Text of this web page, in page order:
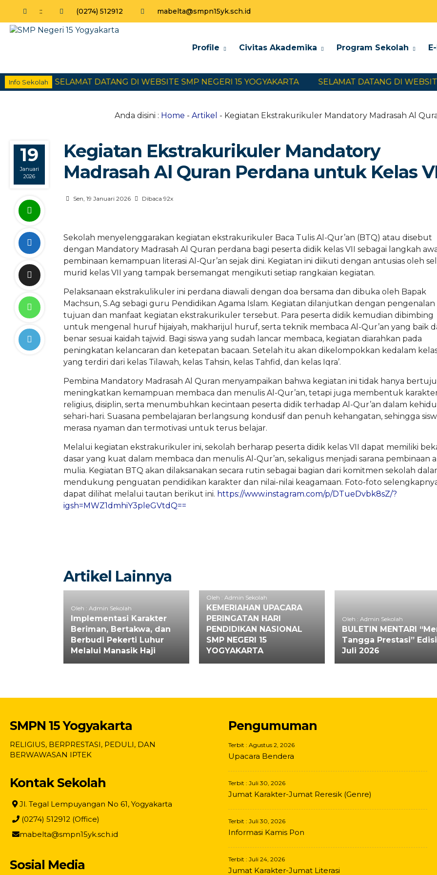
:: (0274) 512912 mabelta@smpn15yk.sch.id
Profile Civitas Akademika Program Sekolah
Info SekolahSELAMAT DATANG DI WEBSITE SMP NEGERI 15 YOGYAKARTA SELAMAT DATANG DI WEBSITE
Anda disini : Home - Artikel - Kegiatan Ekstrakurikuler Mandatory Madrasah Al
19
Januari
2026
Kegiatan Ekstrakurikuler Mandatory
Madrasah Al Quran Perdana untuk Kelas
Sen, 19 Januari 2026 Dibaca 92x
Sekolah menyelenggarakan kegiatan ekstrakurikuler Baca Tulis Al-Qur’an (BTQ) atau disebut
dengan Mandatory Madrasah Al Quran perdana bagi peserta didik kelas VII sebagai langkah
pembinaan kemampuan literasi Al-Qur’an sejak dini. Kegiatan ini diikuti dengan antusias oleh
murid kelas VII yang tampak bersemangat mengikuti setiap rangkaian kegiatan.
Pelaksanaan ekstrakulikuler ini perdana diawali dengan doa bersama dan dibuka oleh Bapak
Machsun, S.Ag sebagi guru Pendidikan Agama Islam. Kegiatan dilanjutkan dengan pengenalan
tujuan dan manfaat kegiatan ekstrakurikuler tersebut. Para peserta didik kemudian dibimbing
untuk mengenal huruf hijaiyah, makharijul huruf, serta teknik membaca Al-Qur’an yang baik
benar sesuai kaidah tajwid. Bagi siswa yang sudah lancar membaca, kegiatan diarahkan pada
peningkatan kelancaran dan ketepatan bacaan. Setelah itu akan dikelompokkan kedalam kelas
yang terdiri dari kelas Tilawah, kelas Tahsin, kelas Tahfid, dan kelas Iqra’.
Pembina Mandatory Madrasah Al Quran menyampaikan bahwa kegiatan ini tidak hanya
meningkatkan kemampuan membaca dan menulis Al-Qur’an, tetapi juga membentuk
religius, disiplin, serta menumbuhkan kecintaan peserta didik terhadap Al-Qur’an dalam
sehari-hari. Suasana pembelajaran berlangsung kondusif dan penuh kehangatan, sehingga
merasa nyaman dan termotivasi untuk terus belajar.
Melalui kegiatan ekstrakurikuler ini, sekolah berharap peserta didik kelas VII dapat memiliki
dasar yang kuat dalam membaca dan menulis Al-Qur’an, sekaligus menjadi sarana pembinaan
mulia. Kegiatan BTQ akan dilaksanakan secara rutin sebagai bagian dari komitmen sekolah
mendukung penguatan pendidikan karakter dan nilai-nilai keagamaan. Foto-foto
dapat dilihat melalui tautan berikut ini. https://www.instagram.com/p/DTueDvbk8sZ/?
igsh=MWZ1dmhiY3pleGVtdQ==
Artikel Lainnya
Oleh : Admin Sekolah
Implementasi Karakter
Beriman, Bertakwa, dan
Berbudi Pekerti Luhur
Melalui Manasik Haji
Oleh : Admin Sekolah
KEMERIAHAN UPACARA
PERINGATAN HARI
PENDIDIKAN NASIONAL
SMP NEGERI 15
YOGYAKARTA
Oleh : Admin Sekolah
BULETIN MENTARI
Tangga Prestasi”
Juli 2026
SMPN 15 Yogyakarta
RELIGIUS, BERPRESTASI, PEDULI, DAN
BERWAWASAN IPTEK
Kontak Sekolah
Jl. Tegal Lempuyangan No 61, Yogyakarta
(0274) 512912 (Office)
mabelta@smpn15yk.sch.id
Sosial Media
Pengumuman
Terbit : Agustus 2, 2026
Upacara Bendera
Terbit : Juli 30, 2026
Jumat Karakter-Jumat Reresik (Genre)
Terbit : Juli 30, 2026
Informasi Kamis Pon
Terbit : Juli 24, 2026
Jumat Karakter-Jumat Literasi